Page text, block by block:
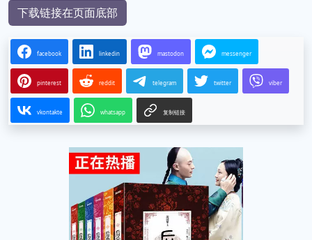
下载链接在页面底部
facebook linkedin mastodon messenger
pinterest reddit telegram twitter viber
vkontakte whatsapp 复制链接